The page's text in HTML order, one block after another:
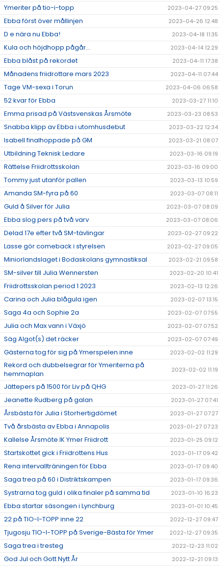
Ymeriter på tio-i-topp 2023-04-27 09:25
Ebba först över mållinjen 2023-04-26 12:48
D e nära nu Ebba! 2023-04-18 11:35
Kula och höjdhopp pågår... 2023-04-14 12:29
Ebba blåst på rekordet 2023-04-11 17:38
Månadens friidrottare mars 2023 2023-04-11 07:44
Tage VM-sexa i Torun 2023-04-06 06:58
52 kvar för Ebba 2023-03-27 11:10
Emma prisad på Västsvenskas Årsmöte 2023-03-23 08:53
Snabba klipp av Ebba i utomhusdebut 2023-03-22 12:34
Isabell finalhoppade på GM 2023-03-21 08:07
Utbildning Teknisk Ledare 2023-03-16 09:19
Rättelse Friidrottsskolan 2023-03-16 09:00
Tommy just utanför pallen 2023-03-13 10:59
Amanda SM-fyra på 60 2023-03-07 08:11
Guld å Silver för Julia 2023-03-07 08:09
Ebba slog pers på två varv 2023-03-07 08:06
Delad 17e efter två SM-tävlingar 2023-02-27 09:22
Lasse gör comeback i styrelsen 2023-02-27 09:05
Miniorlandslaget i Bodaskolans gymnastiksal 2023-02-21 09:58
SM-silver till Julia Wennersten 2023-02-20 10:41
Friidrottsskolan period 1 2023 2023-02-13 12:26
Carina och Julia blågula igen 2023-02-07 13:15
Saga 4a och Sophie 2a 2023-02-07 07:55
Julia och Max vann i Växjö 2023-02-07 07:52
Säg Algot(s) det räcker 2023-02-07 07:49
Gästerna tog för sig på Ymerspelen inne 2023-02-02 11:29
Rekord och dubbelsegrar för Ymeriterna på
hemmaplan
2023-02-02 11:19
Jättepers på 1500 för Liv på QHG 2023-01-27 11:26
Jeanette Rudberg på galan 2023-01-27 07:41
Årsbästa för Julia i Storhertigdömet 2023-01-27 07:27
Två årsbästa av Ebba i Annapolis 2023-01-27 07:23
Kallelse Årsmöte IK Ymer Friidrott 2023-01-25 09:12
Startskottet gick i Friidrottens Hus 2023-01-17 09:42
Rena intervallträningen för Ebba 2023-01-17 09:40
Saga trea på 60 i Distriktskampen 2023-01-17 09:36
Systrarna tog guld i olika finaler på samma tid 2023-01-10 16:23
Ebba startar säsongen i Lynchburg 2023-01-01 10:45
22 på TIO-I-TOPP inne 22 2022-12-27 09:47
Tjugosju TIO-I-TOPP på Sverige-Bästa för Ymer 2022-12-27 09:35
Saga trea i tresteg 2022-12-23 11:02
God Jul och Gott Nytt År 2022-12-21 09:13